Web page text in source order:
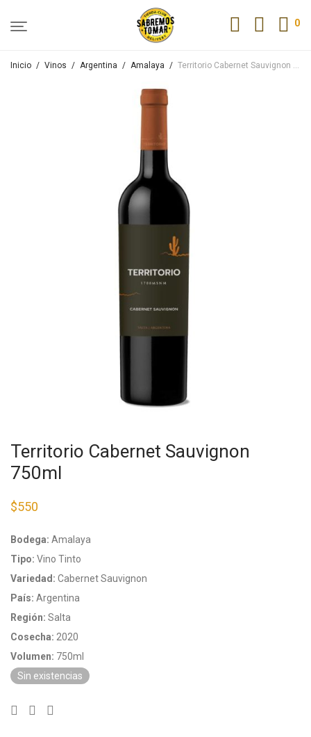
0
Inicio / Vinos / Argentina / Amalaya / Territorio Cabernet Sauvignon 750ml
Territorio Cabernet Sauvignon
750ml
$550
Bodega: Amalaya
Tipo: Vino Tinto
Variedad: Cabernet Sauvignon
País: Argentina
Región: Salta
Cosecha: 2020
Volumen: 750ml
Sin existencias